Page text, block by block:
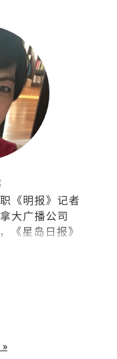
《明报》记者
大广播公司
《星岛日报》
哥华中文电视